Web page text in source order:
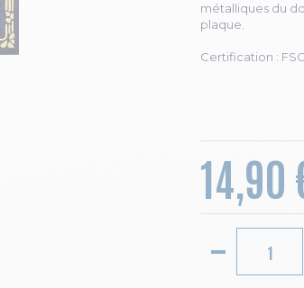
métalliques du
plaque.
Certification :
14,90